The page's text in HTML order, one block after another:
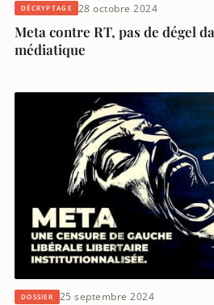
DÉCRYPTAGE 28 octobre 2024
Meta contre RT, pas de dégel
médiatique
DOSSIER 25 septembre 2024